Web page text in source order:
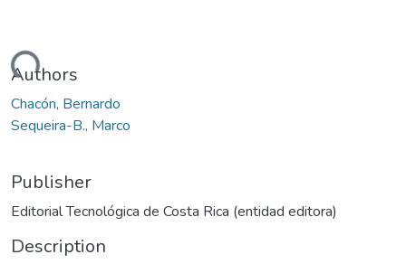
Authors
Chacón, Bernardo
Sequeira-B., Marco
Publisher
Editorial Tecnológica de Costa Rica (entidad editora)
Description